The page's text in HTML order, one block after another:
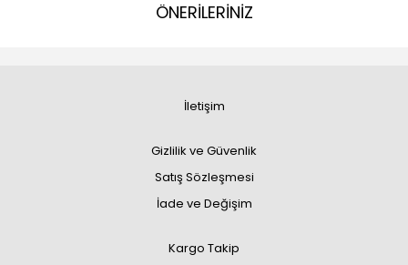
ÖNERİLERİNİZ
İletişim
Gizlilik ve Güvenlik
Satış Sözleşmesi
İade ve Değişim
Kargo Takip